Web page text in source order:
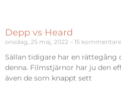
Depp vs Heard
onsdag, 25 maj, 2022 15
Sällan tidigare har en rättegång
denna. Filmstjärnor har ju den
även de som knappt sett